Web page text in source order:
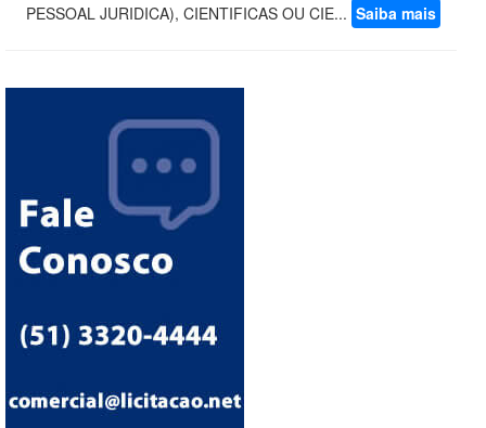
PESSOAL JURIDICA), CIENTIFICAS OU CIE... Saiba mais